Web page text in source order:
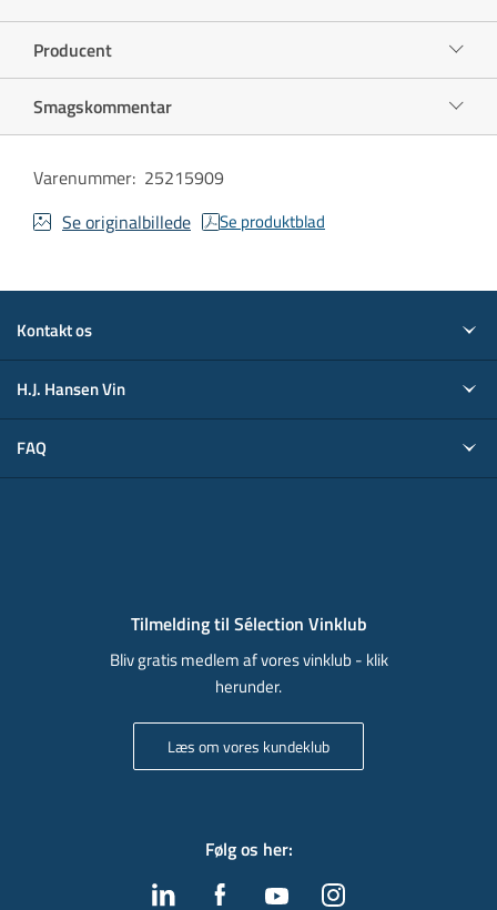
Producent
Smagskommentar
Varenummer: 25215909
Se originalbillede
Se produktblad
Kontakt os
H.J. Hansen Vin
FAQ
Tilmelding til Sélection Vinklub
Bliv gratis medlem af vores vinklub - klik
herunder.
Læs om vores kundeklub
Følg os her: